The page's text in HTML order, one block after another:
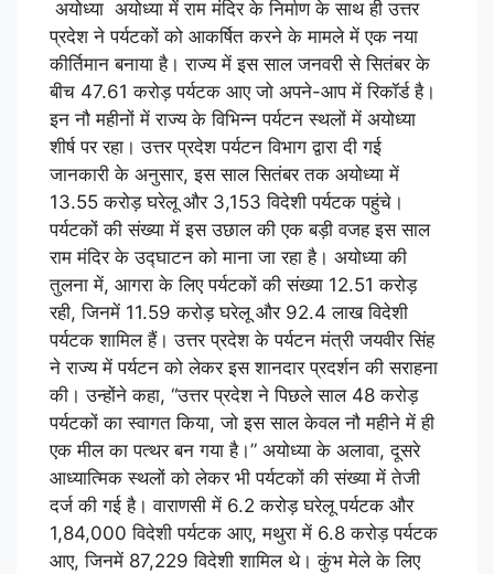
अयोध्या अयोध्या में राम मंदिर के निर्माण के साथ ही उत्तर
प्रदेश ने पर्यटकों को आकर्षित करने के मामले में एक नया
कीर्तिमान बनाया है। राज्य में इस साल जनवरी से सितंबर के
बीच 47.61 करोड़ पर्यटक आए जो अपने-आप में रिकॉर्ड है।
इन नौ महीनों में राज्य के विभिन्न पर्यटन स्थलों में अयोध्या
शीर्ष पर रहा। उत्तर प्रदेश पर्यटन विभाग द्वारा दी गई
जानकारी के अनुसार, इस साल सितंबर तक अयोध्या में
13.55 करोड़ घरेलू और 3,153 विदेशी पर्यटक पहुंचे।
पर्यटकों की संख्या में इस उछाल की एक बड़ी वजह इस साल
राम मंदिर के उद्घाटन को माना जा रहा है। अयोध्या की
तुलना में, आगरा के लिए पर्यटकों की संख्या 12.51 करोड़
रही, जिनमें 11.59 करोड़ घरेलू और 92.4 लाख विदेशी
पर्यटक शामिल हैं। उत्तर प्रदेश के पर्यटन मंत्री जयवीर सिंह
ने राज्य में पर्यटन को लेकर इस शानदार प्रदर्शन की सराहना
की। उन्होंने कहा, “उत्तर प्रदेश ने पिछले साल 48 करोड़
पर्यटकों का स्वागत किया, जो इस साल केवल नौ महीने में ही
एक मील का पत्थर बन गया है।” अयोध्या के अलावा, दूसरे
आध्यात्मिक स्थलों को लेकर भी पर्यटकों की संख्या में तेजी
दर्ज की गई है। वाराणसी में 6.2 करोड़ घरेलू पर्यटक और
1,84,000 विदेशी पर्यटक आए, मथुरा में 6.8 करोड़ पर्यटक
आए, जिनमें 87,229 विदेशी शामिल थे। कुंभ मेले के लिए